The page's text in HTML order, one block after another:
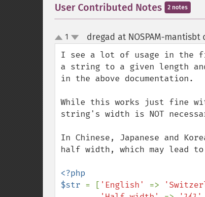
User Contributed Notes 2 notes
up
down
1 dregad at NOSPAM-mantisbt
I see a lot of usage in the
a string to a given length
in the above documentation.
While this works just fine
string's width is NOT
In Chinese, Japanese and
half width, which may lead
<?php
$str = [ 'English' =>